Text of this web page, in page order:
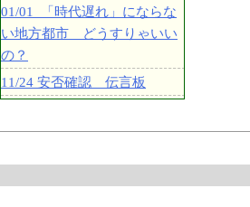
01/01 「時代遅れ」にならな
い地方都市 どうすりゃいい
の？
11/24 安否確認 伝言板